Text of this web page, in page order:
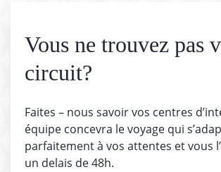
Vous ne trouvez pas
circuit?
Faites – nous savoir vos centres
équipe concevra le voyage qui
parfaitement à vos attentes et vous
un delais de 48h.